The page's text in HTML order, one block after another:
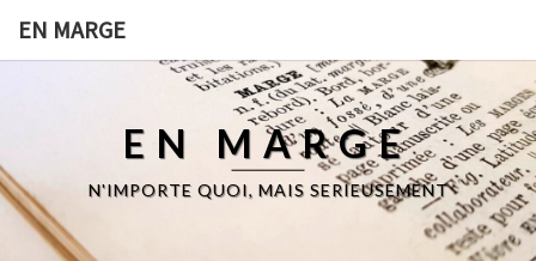
EN MARGE
EN MARGE
N'IMPORTE QUOI, MAIS SERIEUSEMENT